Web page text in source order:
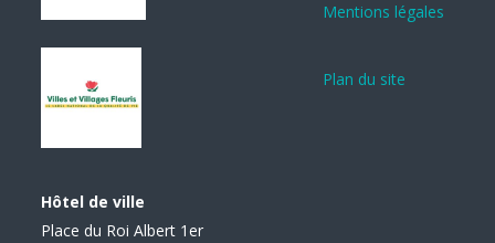
Hôtel de ville
Place du Roi Albert 1er
Mentions légales
Plan du site